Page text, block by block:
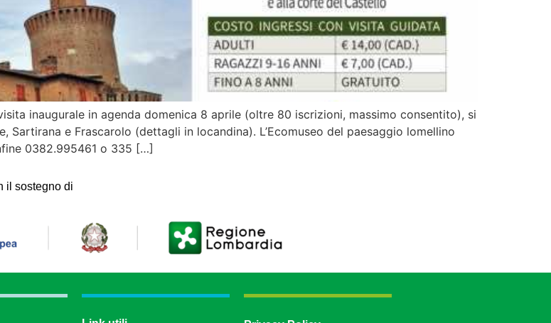
inaugurale in agenda domenica 8 aprile (oltre 80 iscrizioni, massimo consentito), si
Sartirana e Frascarolo (dettagli in locandina). L’Ecomuseo del paesaggio lomellino
0382.995461 o 335 […]
il sostegno di